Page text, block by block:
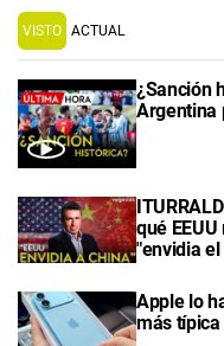
VISTO ACTUAL
¿Sanción
Argentina
qué
"envidia
Apple lo
más típica